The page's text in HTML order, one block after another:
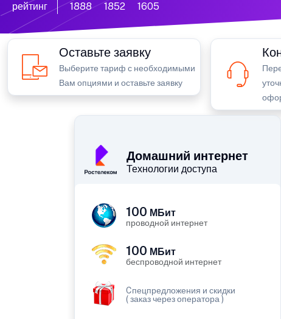
рейтинг 1888 1852 1605
Оставьте заявку
Выберите тариф с необходимыми
Вам опциями и оставьте заявку
Домашний интернет
Технологии доступа
100 МБит
проводной интернет
100 МБит
беспроводной интернет
Cпецпредложения и скидки
( заказ через оператора )